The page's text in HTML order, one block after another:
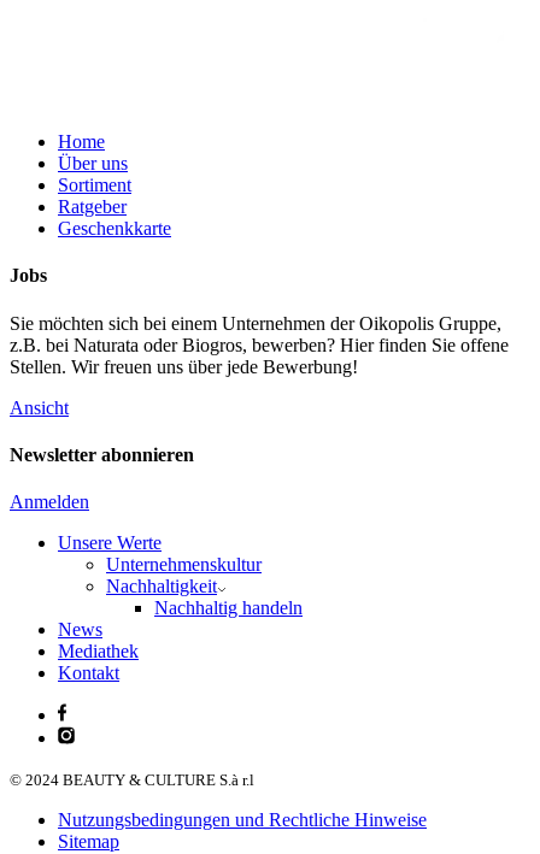
Home
Über uns
Sortiment
Ratgeber
Geschenkkarte
Jobs
Sie möchten sich bei einem Unternehmen der Oikopolis Gruppe,
z.B. bei Naturata oder Biogros, bewerben? Hier finden Sie offene
Stellen. Wir freuen uns über jede Bewerbung!
Ansicht
Newsletter abonnieren
Anmelden
Unsere Werte
Unternehmenskultur
Nachhaltigkeit
Nachhaltig handeln
News
Mediathek
Kontakt
© 2024 BEAUTY & CULTURE S.à r.l
Nutzungsbedingungen und Rechtliche Hinweise
Sitemap